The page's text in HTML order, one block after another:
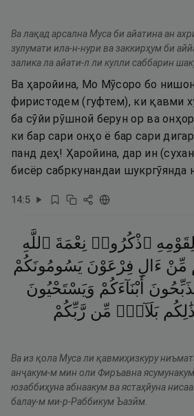
Ва лақад арсална Муса би айатина ан
зулумати ила-н-нури ва заккирҳум би
залика ла айати-л ли кулли саббарин
Ва ҳаройина, Мо Мӯсоро бо
фиристодем (гуфтем), ки қавми
ба сӯйи рӯшноӣ берун ор ва
ки бар сари онҳо ё бар сари
панд деҳ! Ҳаройина, дар ин
бисёр сабркунандаи шукргӯянда
14:5
لِقَوْمِهِ ٱذْكُرُوا۟ نِعْمَةَ ٱللَّهِ
مِّنْ ءَالِ فِرْعَوْنَ يَسُومُونَكُمْ
أَبْنَآءَكُمْ وَيَسْتَحْيُونَ
ذَٰلِكُم بَلَآءٌۭ مِّن رَّبِّكُمْ
Ва из қола Муса ли қавмиҳизкуру
анҷакум-м мин оли Фиръавна
юзаббиҳуна абнаакум ва ястаҳйуна
балау-м ми-р-Раббикум Ъазӣм.